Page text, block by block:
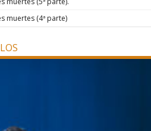
muertes (4ª parte)